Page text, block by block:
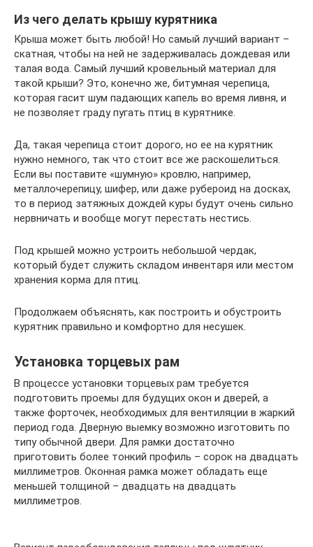
Из чего делать крышу курятника
Крыша может быть любой! Но самый лучший вариант –
скатная, чтобы на ней не задерживалась дождевая или
талая вода. Самый лучший кровельный материал для
такой крыши? Это, конечно же, битумная черепица,
которая гасит шум падающих капель во время ливня, и
не позволяет граду пугать птиц в курятнике.
Да, такая черепица стоит дорого, но ее на курятник
нужно немного, так что стоит все же раскошелиться.
Если вы поставите «шумную» кровлю, например,
металлочерепицу, шифер, или даже рубероид на досках,
то в период затяжных дождей куры будут очень сильно
нервничать и вообще могут перестать нестись.
Под крышей можно устроить небольшой чердак,
который будет служить складом инвентаря или местом
хранения корма для птиц.
Продолжаем объяснять, как построить и обустроить
курятник правильно и комфортно для несушек.
Установка торцевых рам
В процессе установки торцевых рам требуется
подготовить проемы для будущих окон и дверей, а
также форточек, необходимых для вентиляции в жаркий
период года. Дверную выемку возможно изготовить по
типу обычной двери. Для рамки достаточно
приготовить более тонкий профиль – сорок на двадцать
миллиметров. Оконная рамка может обладать еще
меньшей толщиной – двадцать на двадцать
миллиметров.